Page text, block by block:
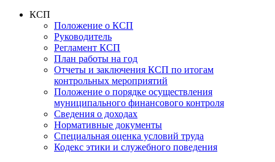
КСП
Положение о КСП
Руководитель
Регламент КСП
План работы на год
Отчеты и заключения КСП по итогам
контрольных мероприятий
Положение о порядке осуществления
муниципального финансового контроля
Сведения о доходах
Нормативные документы
Специальная оценка условий труда
Кодекс этики и служебного поведения